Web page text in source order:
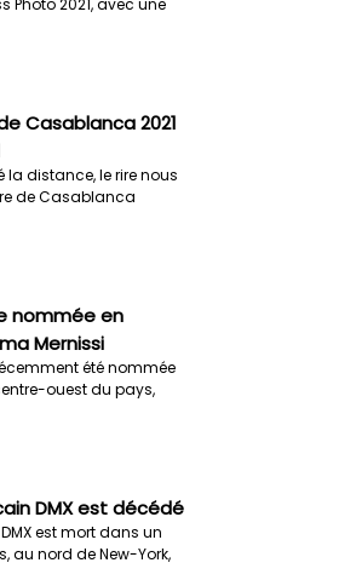
Casablanca 2021
la distance, le rire nous
de Casablanca
nommée en
Mernissi
été nommée
ouest du pays,
DMX est décédé
est mort dans un
au nord de New-York,